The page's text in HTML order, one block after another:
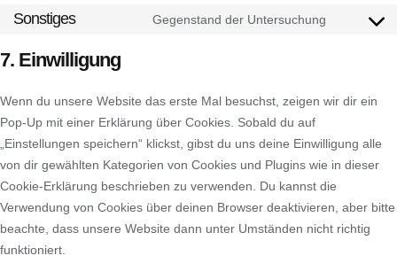
Sonstiges Gegenstand der Untersuchung
7. Einwilligung
Wenn du unsere Website das erste Mal besuchst, zeigen wir dir ein
Pop-Up mit einer Erklärung über Cookies. Sobald du auf
„Einstellungen speichern“ klickst, gibst du uns deine Einwilligung alle
von dir gewählten Kategorien von Cookies und Plugins wie in dieser
Cookie-Erklärung beschrieben zu verwenden. Du kannst die
Verwendung von Cookies über deinen Browser deaktivieren, aber bitte
beachte, dass unsere Website dann unter Umständen nicht richtig
funktioniert.